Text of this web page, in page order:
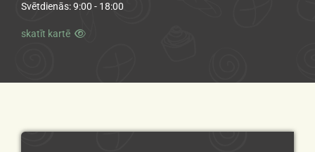
Svētdienās: 9:00 - 18:00
skatīt kartē 